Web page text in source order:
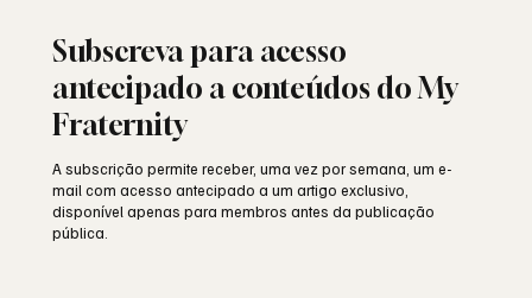
Subscreva para acesso
antecipado a conteúdos do My
Fraternity
A subscrição permite receber, uma vez por semana, um e-
mail com acesso antecipado a um artigo exclusivo,
disponível apenas para membros antes da publicação
pública.